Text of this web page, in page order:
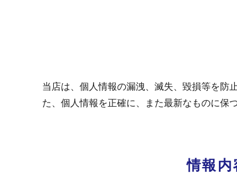
当店は、個人情報の漏洩、滅失、毀損等を防
た、個人情報を正確に、また最新なものに保
情報